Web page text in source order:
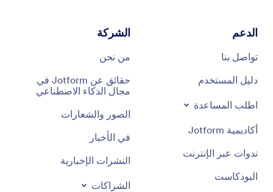
الدعم
تواصل بنا
دليل المستخدم
اطلب المساعدة
أكاديمية Jotform
ندوات عبر الإنترنت
البودكاست
الشركة
من نحن
حقائق عن Jotform في
مجال الذكاء الاصطناعي
الصور والشعارات
في الأخبار
النشرات الإخبارية
الشراكات